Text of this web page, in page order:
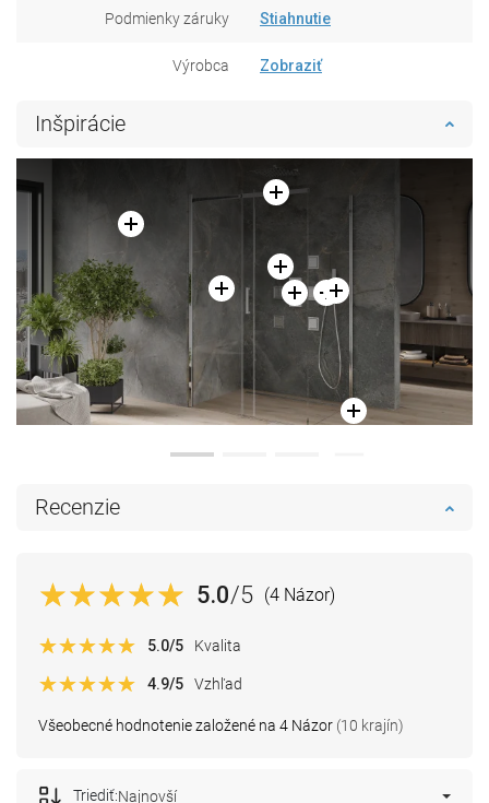
Podmienky záruky Stiahnutie
Výrobca Zobraziť
Inšpirácie
Recenzie
5.0/5 (4 Názor)
Všeobecné hodnotenie založené na 4 Názor (10 krajín)
5.0/5 Kvalita
4.9/5 Vzhľad
Triediť:Najnovší